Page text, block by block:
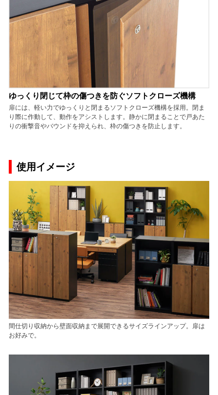
ゆっくり閉じて枠の傷つきを防ぐソフトクローズ機構
扉には、軽い力でゆっくりと閉まるソフトクローズ機構を採用。閉ま
り際に作動して、動作をアシストします。静かに閉まることで戸あた
りの衝撃音やバウンドを抑えられ、枠の傷つきを防止します。
使用イメージ
間仕切り収納から壁面収納まで展開できるサイズラインアップ。扉は
お好みで。